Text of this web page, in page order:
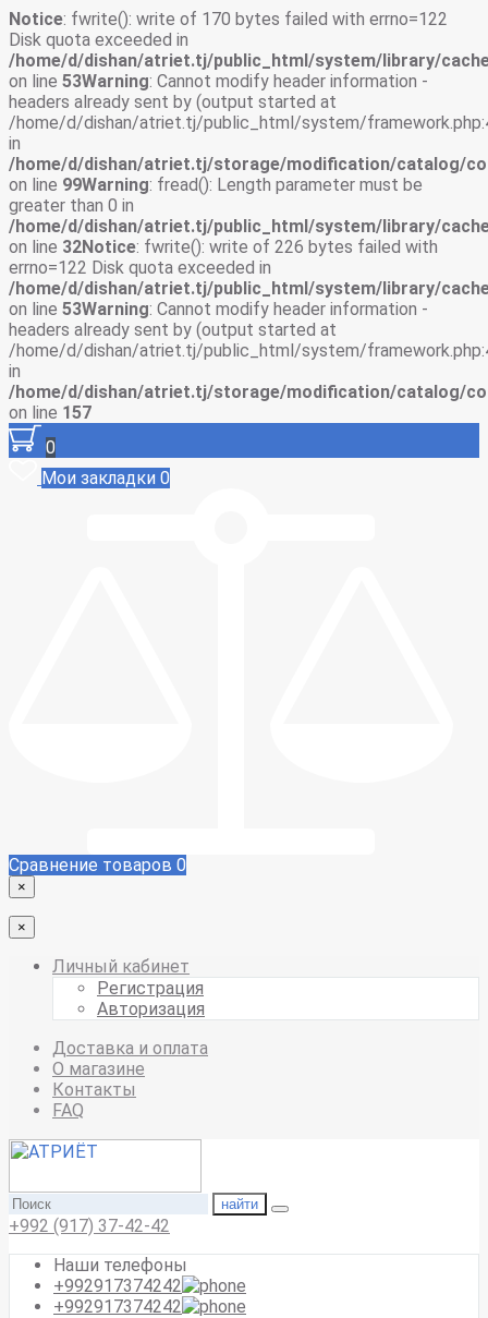
Notice: fwrite(): write of 170 bytes failed with errno=122
Disk quota exceeded in
/home/d/dishan/atriet.tj/public_html/system/library/
on line 53Warning: Cannot modify header information -
headers already sent by (output started at
/home/d/dishan/atriet.tj/public_html/system/
in
/home/d/dishan/atriet.tj/storage/modification/catalog/
on line 99Warning: fread(): Length parameter must be
greater than 0 in
/home/d/dishan/atriet.tj/public_html/system/library/
on line 32Notice: fwrite(): write of 226 bytes failed with
errno=122 Disk quota exceeded in
/home/d/dishan/atriet.tj/public_html/system/library/
on line 53Warning: Cannot modify header information -
headers already sent by (output started at
/home/d/dishan/atriet.tj/public_html/system/
in
/home/d/dishan/atriet.tj/storage/modification/catalog/
on line 157
0
Мои закладки 0
Сравнение товаров 0
×
×
Личный кабинет
Регистрация
Авторизация
Доставка и оплата
О магазине
Контакты
FAQ
найти
+992 (917) 37-42-42
Наши телефоны
+992917374242
+992917374242